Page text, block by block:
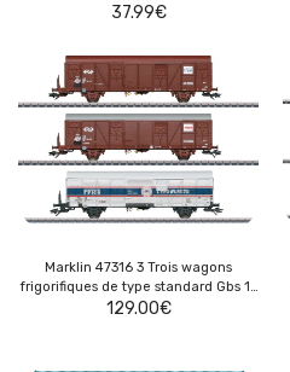
37.99€
Marklin 47316 3 Trois wagons
frigorifiques de type standard Gbs 14
m de la société Frico
129.00€